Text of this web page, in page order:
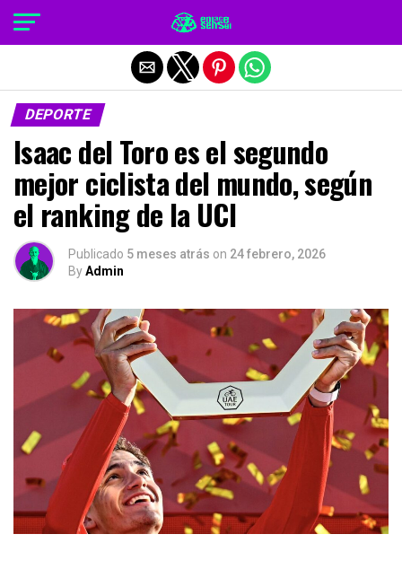
DEPORTE
Isaac del Toro es el segundo
mejor ciclista del mundo, según
el ranking de la UCI
Publicado 5 meses atrás on 24 febrero, 2026
ByAdmin
Salir de la versión móvil